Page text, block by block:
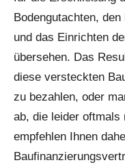
Bodengutachten,
und das Einrichten
übersehen. Das
diese versteckten
zu bezahlen, oder
ab, die leider oftmals
empfehlen Ihnen